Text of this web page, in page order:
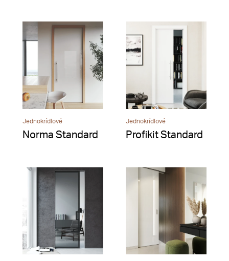
Jednokrídlové
Norma Standard
Jednokrídlové
Profikit Standard